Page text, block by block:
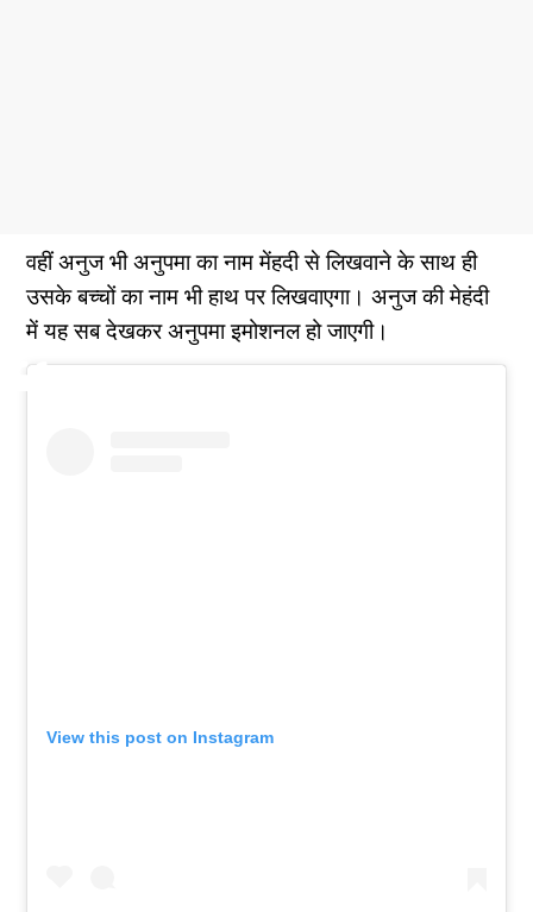
वहीं अनुज भी अनुपमा का नाम मेंहदी से लिखवाने के साथ ही
उसके बच्चों का नाम भी हाथ पर लिखवाएगा। अनुज की मेहंदी
में यह सब देखकर अनुपमा इमोशनल हो जाएगी।
View this post on Instagram